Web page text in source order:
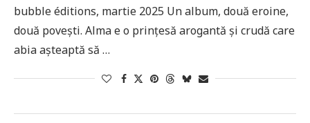
bubble éditions, martie 2025 Un album, două eroine,
două povești. Alma e o prințesă arogantă și crudă care
abia așteaptă să …